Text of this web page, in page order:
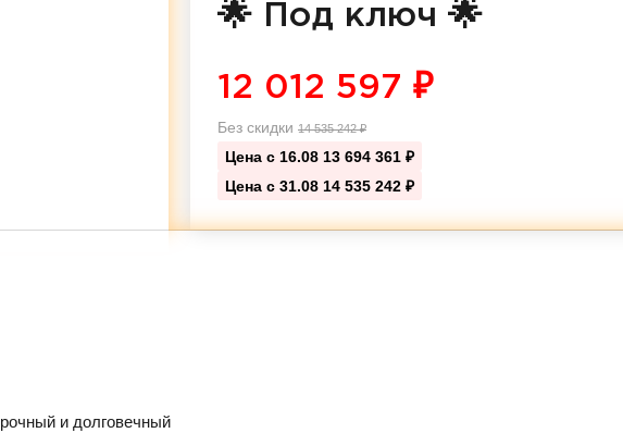
🌟 Под ключ 🌟
12 012 597 ₽
Без скидки 14 535 242₽
Цена с 16.08 13 694 361 ₽
Цена с 31.08 14 535 242 ₽
и долговечный